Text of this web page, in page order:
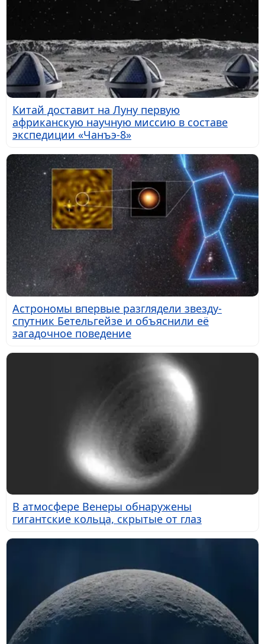
Китай доставит на Луну первую
африканскую научную миссию в составе
экспедиции «Чанъэ-8»
Астрономы впервые разглядели звезду-
спутник Бетельгейзе и объяснили её
загадочное поведение
В атмосфере Венеры обнаружены
гигантские кольца, скрытые от глаз